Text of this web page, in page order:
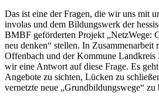
Das ist eine der Fragen, die wir uns mit
involas und dem Bildungswerk der
BMBF geförderten Projekt „NetzWege:
neu denken“ stellen. In Zusammenarbeit
Offenbach und der Kommune Landkreis
wir eine Antwort auf diese Frage. Es
Angebote zu sichten, Lücken zu
vernetzte neue „Grundbildungswege“ zu